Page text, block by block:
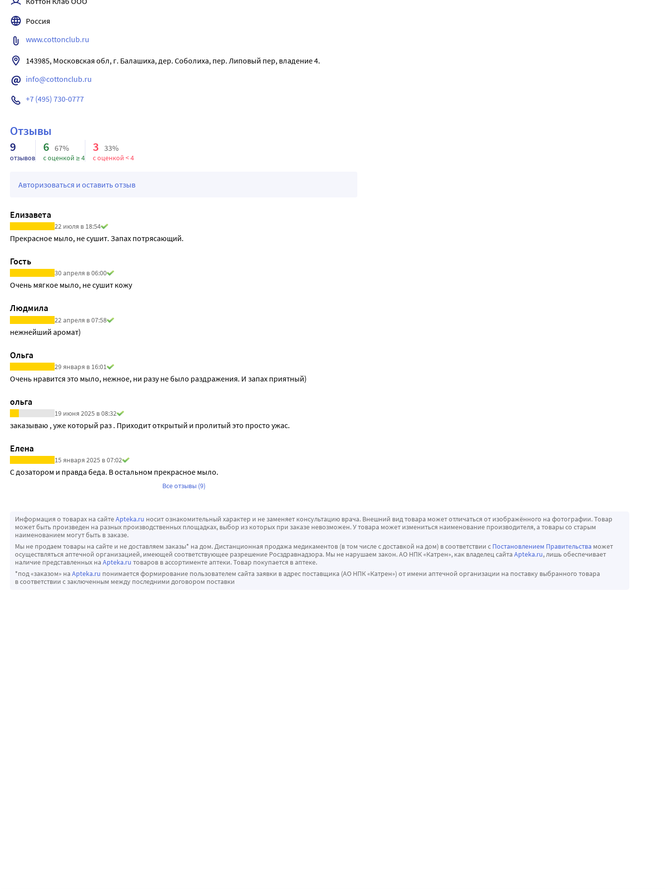
Результат: кожа очищена, без раздражений.
Россия
www.cottonclub.ru
info@cottonclub.ru
+7 (495) 730-0777
Отзывы
9
отзывов
6 67%
с оценкой ≥ 4
3 33%
с оценкой < 4
Авторизоваться и оставить отзыв
Елизавета
22 июля в 18:54
Прекрасное мыло, не сушит. Запах потрясающий.
Гость
30 апреля в 06:00
Очень мягкое мыло, не сушит кожу
Людмила
22 апреля в 07:58
нежнейший аромат)
Ольга
29 января в 16:01
Очень нравится это мыло, нежное, ни разу не было раздражения. И запах приятный)
ольга
19 июня 2025 в 08:32
заказываю , уже который раз . Приходит открытый и пролитый это просто ужас.
Елена
15 января 2025 в 07:02
С дозатором и правда беда. В остальном прекрасное мыло.
Все отзывы (9)
Информация о товарах на сайтеApteka.ru носит ознакомительный характер и не заменяет консультацию врача. Внешний вид товара может отличаться от изображённого на фотографии. Товар
может быть произведен на разных производственных площадках, выбор из которых при заказе невозможен. У товара может измениться наименование производителя, а товары со старым
наименованием могут быть в заказе.
Мы не продаем товары на сайте и не доставляем заказы* на дом. Дистанционная продажа медикаментов (в том числе с доставкой на дом) в соответствии с Постановлением Правительства может
осуществляться аптечной организацией, имеющей соответствующее разрешение Росздравнадзора. Мы не нарушаем закон. АО НПК «Катрен», как владелец сайта Apteka.ru, лишь обеспечивает
наличие представленных на Apteka.ru товаров в ассортименте аптеки. Товар покупается в аптеке.
*под «заказом» на Apteka.ru понимается формирование пользователем сайта заявки в адрес поставщика (АО НПК «Катрен») от имени аптечной организации на поставку выбранного товара
в соответствии с заключенным между последними договором поставки